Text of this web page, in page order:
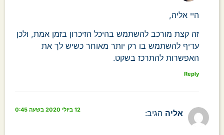
היי אליה,
זה קצת מורכב להשתמש בהיכל הזיכרון בזמן אמת, ולכן
עדיף להשתמש בו רק יותר מאוחר כשיש לך את
האפשרות להתרכז בשקט.
Reply
אליה הגיב: 12 ביולי 2020 בשעה 0:45